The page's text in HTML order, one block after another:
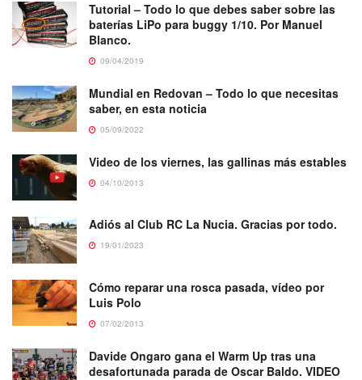
Tutorial – Todo lo que debes saber sobre las
baterías LiPo para buggy 1/10. Por Manuel
Blanco.
09/04/2019
Mundial en Redovan – Todo lo que necesitas
saber, en esta noticia
05/09/2022
Video de los viernes, las gallinas más estables
04/10/2013
Adiós al Club RC La Nucia. Gracias por todo.
19/01/2023
Cómo reparar una rosca pasada, vídeo por
Luis Polo
07/02/2013
Davide Ongaro gana el Warm Up tras una
desafortunada parada de Oscar Baldo. VIDEO